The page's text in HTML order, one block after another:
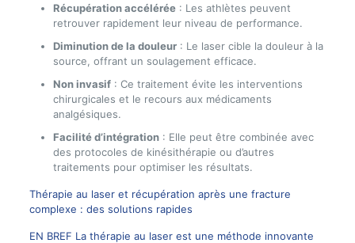
Récupération accélérée: Les athlètes peuvent
retrouver rapidement leur niveau de performance.
Diminution de la douleur: Le laser cible la douleur à la
source, offrant un soulagement efficace.
Non invasif: Ce traitement évite les interventions
chirurgicales et le recours aux médicaments
analgésiques.
Facilité d’intégration: Elle peut être combinée avec
des protocoles de kinésithérapie ou d’autres
traitements pour optimiser les résultats.
Thérapie au laser et récupération après une fracture
complexe : des solutions rapides
EN BREF La thérapie au laser est une méthode innovante